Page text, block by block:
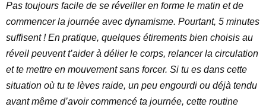
Pas toujours facile de se réveiller en forme le matin et de
commencer la journée avec dynamisme. Pourtant, 5 minutes
suffisent ! En pratique, quelques étirements bien choisis au
réveil peuvent t’aider à délier le corps, relancer la circulation
et te mettre en mouvement sans forcer. Si tu es dans cette
situation où tu te lèves raide, un peu engourdi ou déjà tendu
avant même d’avoir commencé ta journée, cette routine